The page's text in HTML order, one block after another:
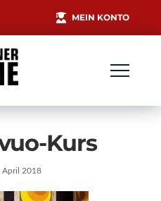
MEIN KONTO
Kurs
April 2018